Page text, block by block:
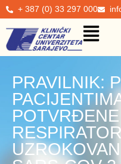
+ 387 (0) 33 297 000
PRAVILNIK:
POTVRĐENE